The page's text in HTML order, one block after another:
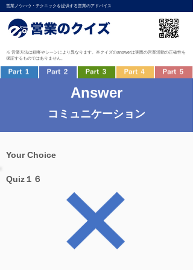
営業ノウハウ・テクニックを提供する営業のアドバイス
※ 営業方法は顧客やシーンにより異なります。本クイズのanswerは実際の営業活動の正確性を
保証するものではありません。
Answer
コミュニケーション
Your Choice
Quiz１６